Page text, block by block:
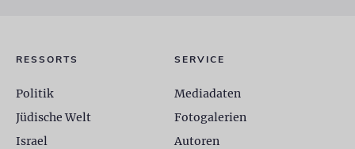
RESSORTS
Politik
Jüdische Welt
Israel
SERVICE
Mediadaten
Fotogalerien
Autoren